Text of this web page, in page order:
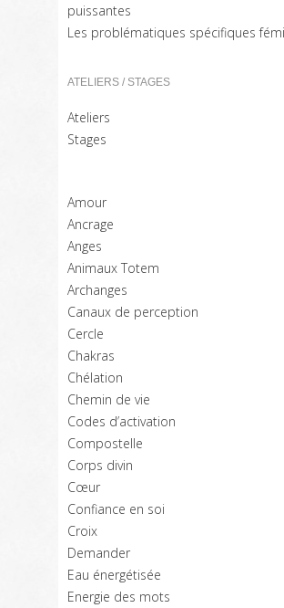
puissantes
Les problématiques spécifiques
ATELIERS / STAGES
Ateliers
Stages
Amour
Ancrage
Anges
Animaux Totem
Archanges
Canaux de perception
Cercle
Chakras
Chélation
Chemin de vie
Codes d’activation
Compostelle
Corps divin
Cœur
Confiance en soi
Croix
Demander
Eau énergétisée
Energie des mots